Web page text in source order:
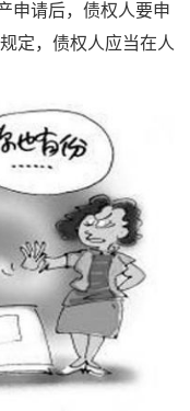
申请后，债权人要申
定，债权人应当在人